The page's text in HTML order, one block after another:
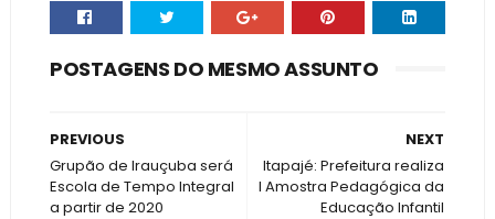
POSTAGENS DO MESMO ASSUNTO
NEXT
Itapajé: Prefeitura realiza
I Amostra Pedagógica da
Educação Infantil
PREVIOUS
Grupão de Irauçuba será
Escola de Tempo Integral
a partir de 2020